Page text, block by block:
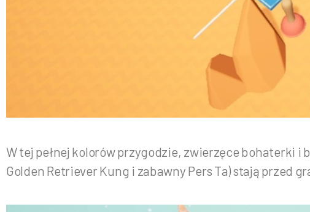
W tej pełnej kolorów przygodzie, zwierzęce bohaterki
Golden Retriever Kung i zabawny Pers Ta) stają przed